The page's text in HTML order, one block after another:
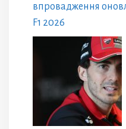
впровадження
F1 2026